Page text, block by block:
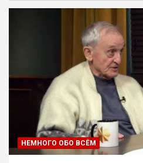
НЕМНОГО ОБО ВСЁМ